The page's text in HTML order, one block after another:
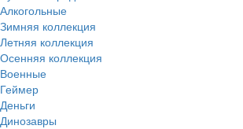
Алкогольные
Зимняя коллекция
Летняя коллекция
Осенняя коллекция
Военные
Геймер
Деньги
Динозавры